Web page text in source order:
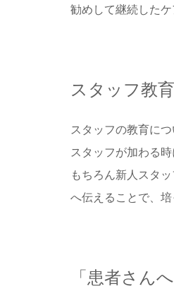
勧めして継続した
スタッフ教育
スタッフの教育に
スタッフが加わる
もちろん新人スタ
へ伝えることで、
「患者さん